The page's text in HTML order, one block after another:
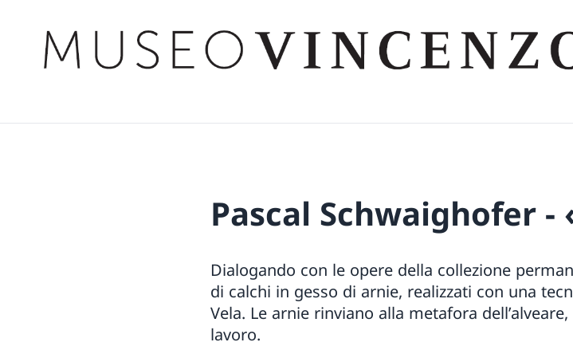
Pascal Schwaighofer
Dialogando con le opere della collezione
di calchi in gesso di arnie, realizzati con una
Vela. Le arnie rinviano alla metafora
lavoro.